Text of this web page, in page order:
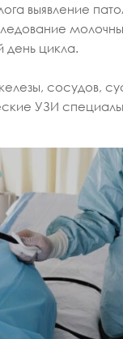
выявление
день цикла.
сосудов,
УЗИ